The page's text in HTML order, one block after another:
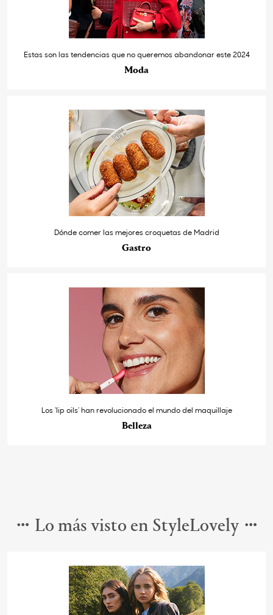
Estas son las tendencias que no queremos abandonar este 2024
Moda
Dónde comer las mejores croquetas de Madrid
Gastro
Los ‘lip oils’ han revolucionado el mundo del maquillaje
Belleza
Lo más visto en StyleLovely